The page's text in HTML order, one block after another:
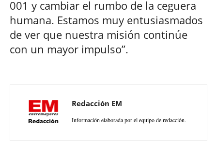
001 y cambiar el rumbo de la ceguera
humana. Estamos muy entusiasmados
de ver que nuestra misión continúe
con un mayor impulso”.
Redacción EM
Información elaborada por el equipo de redacción.